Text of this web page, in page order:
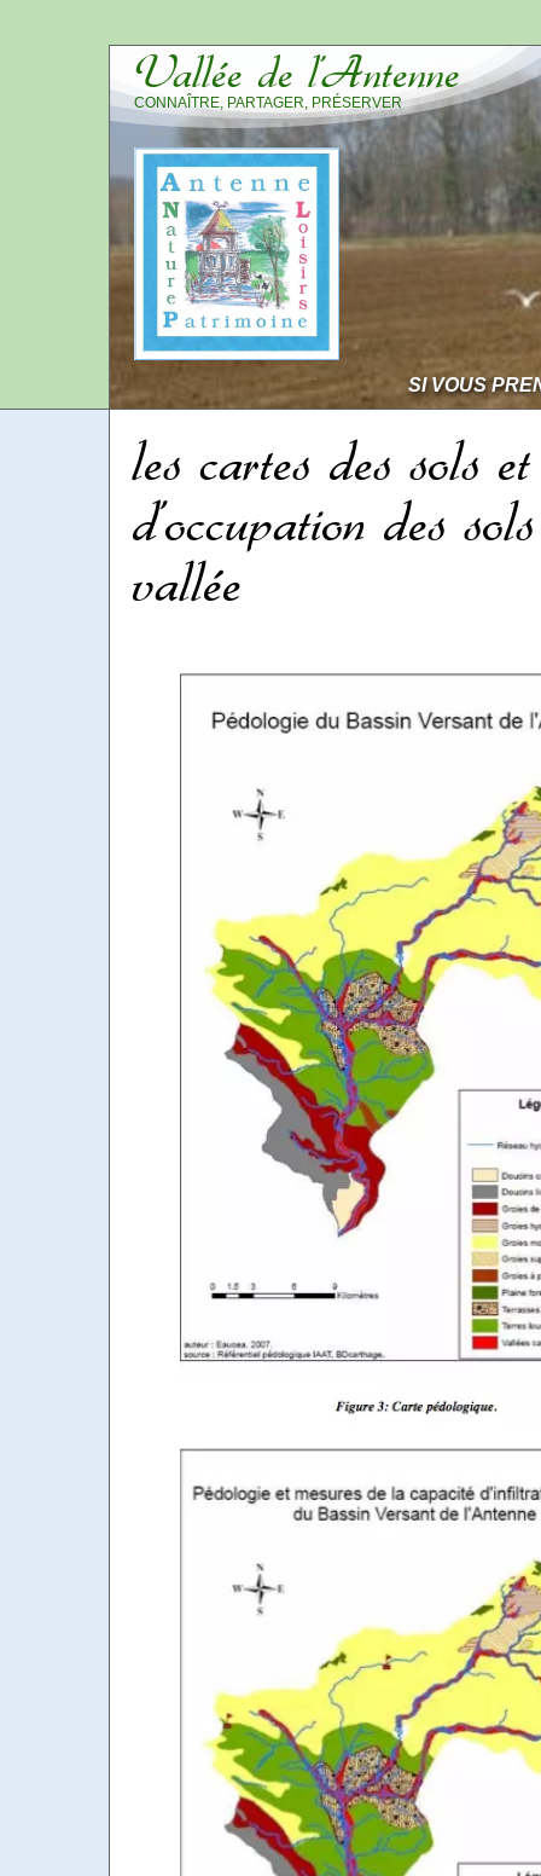
Vallée de l’Antenne
CONNAÎTRE, PARTAGER, PRÉSERVER
SI VOUS
les cartes des sols et
d’occupation des
vallée